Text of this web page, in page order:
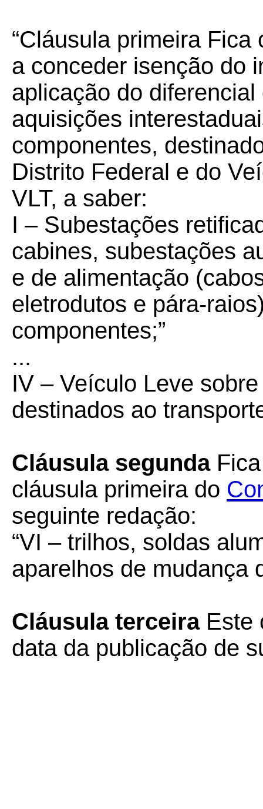
“Cláusula primeira
a conceder isenção do
aplicação do
aquisições
componentes,
Distrito Federal e do
VLT, a saber:
I – Subestações
cabines, subestações
e de alimentação
eletrodutos e pára-
componentes;”
...
IV – Veículo Leve
destinados ao
Cláusula segundaFica
cláusula primeira do
seguinte redação:
“VI – trilhos, soldas
aparelhos de mudança
Cláusula terceiraEste
data da publicação de